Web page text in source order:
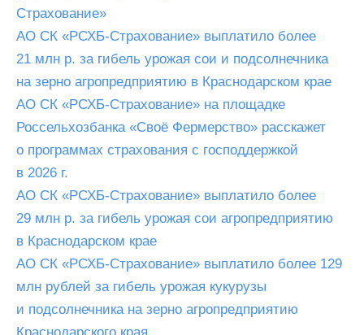
Страхование»
АО СК «РСХБ-Страхование» выплатило более
21 млн р. за гибель урожая сои и подсолнечника
на зерно агропредприятию в Краснодарском крае
АО СК «РСХБ-Страхование» на площадке
Россельхозбанка «Своё Фермерство» расскажет
о программах страхования с господдержкой
в 2026 г.
АО СК «РСХБ-Страхование» выплатило более
29 млн р. за гибель урожая сои агропредприятию
в Краснодарском крае
АО СК «РСХБ-Страхование» выплатило более 129
млн рублей за гибель урожая кукурузы
и подсолнечника на зерно агропредприятию